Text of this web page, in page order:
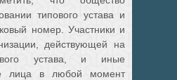
типового устава и
номер. Участники и
действующей на
устава, и иные
лица в любой момент